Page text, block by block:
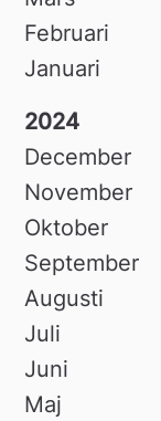
Februari
Januari
2024
December
November
Oktober
September
Augusti
Juli
Juni
Maj